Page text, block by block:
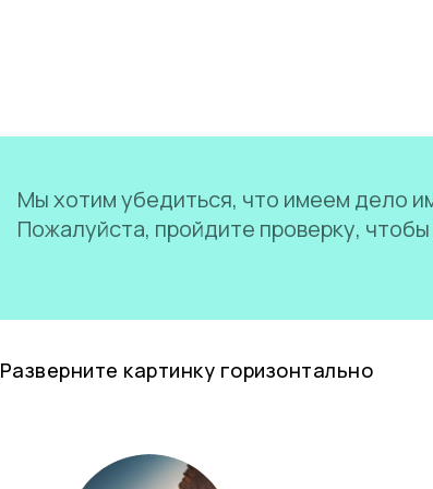
Мы хотим убедиться, что имеем дело
Пожалуйста, пройдите проверку,
Разверните картинку горизонтально